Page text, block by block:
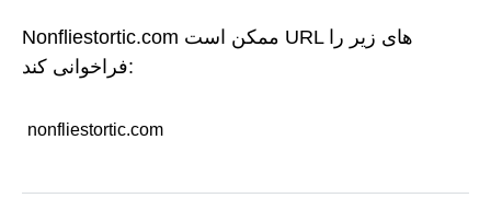
Nonfliestortic.com ممکن است URL های زیر را
فراخوانی کند:
nonfliestortic.com